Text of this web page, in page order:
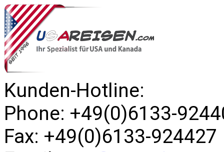
Kunden-Hotline:
Phone: +49(0)6133-
Fax: +49(0)6133-924427